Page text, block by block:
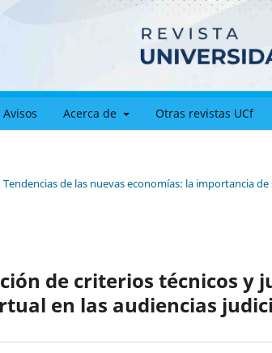
Avisos Acerca de Otras revistas UCf
Tendencias de las nuevas economías: la importancia
de criterios técnicos y
en las audiencias